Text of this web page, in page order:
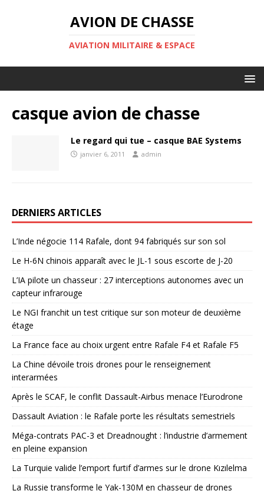
AVION DE CHASSE
AVIATION MILITAIRE & ESPACE
casque avion de chasse
Le regard qui tue – casque BAE Systems
janvier 6, 2011 admin
DERNIERS ARTICLES
L’Inde négocie 114 Rafale, dont 94 fabriqués sur son sol
Le H-6N chinois apparaît avec le JL-1 sous escorte de J-20
L’IA pilote un chasseur : 27 interceptions autonomes avec un
capteur infrarouge
Le NGI franchit un test critique sur son moteur de deuxième
étage
La France face au choix urgent entre Rafale F4 et Rafale F5
La Chine dévoile trois drones pour le renseignement
interarmées
Après le SCAF, le conflit Dassault-Airbus menace l’Eurodrone
Dassault Aviation : le Rafale porte les résultats semestriels
Méga-contrats PAC-3 et Dreadnought : l’industrie d’armement
en pleine expansion
La Turquie valide l’emport furtif d’armes sur le drone Kızılelma
La Russie transforme le Yak-130M en chasseur de drones